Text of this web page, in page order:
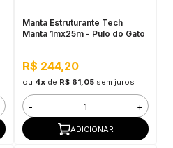
Manta Estruturante Tech
Manta 1mx25m - Pulo do Gato
R$ 244,20
ou 4xde R$ 61,05 sem juros
- +
ADICIONAR